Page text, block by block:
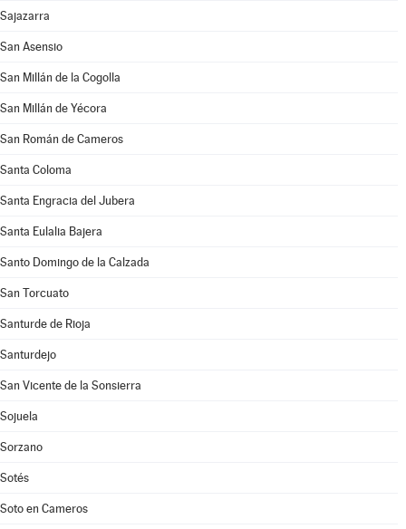
Sajazarra
San Asensio
San Millán de la Cogolla
San Millán de Yécora
San Román de Cameros
Santa Coloma
Santa Engracia del Jubera
Santa Eulalia Bajera
Santo Domingo de la Calzada
San Torcuato
Santurde de Rioja
Santurdejo
San Vicente de la Sonsierra
Sojuela
Sorzano
Sotés
Soto en Cameros